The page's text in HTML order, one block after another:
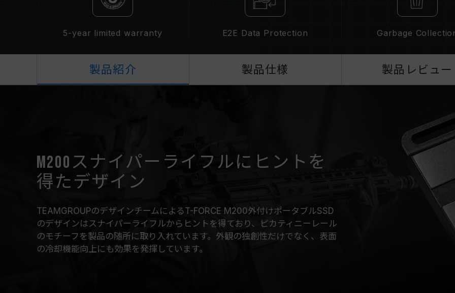
5-year limited warranty E2E Data Protection Garbage
製品紹介 製品仕様 製品レビュー
M200スナイパーライフルにヒントを
得たデザイン
TEAMGROUPのデザインチームによるT-FORCE M200外付けポータブルSSD
のデザインはスナイパーライフルからヒントを得ており、ピカティニーレール
のモチーフを製品の随所に取り入れています。外観の独創性だけでなく、表面
の冷却機能向上にも効果を発揮しています。